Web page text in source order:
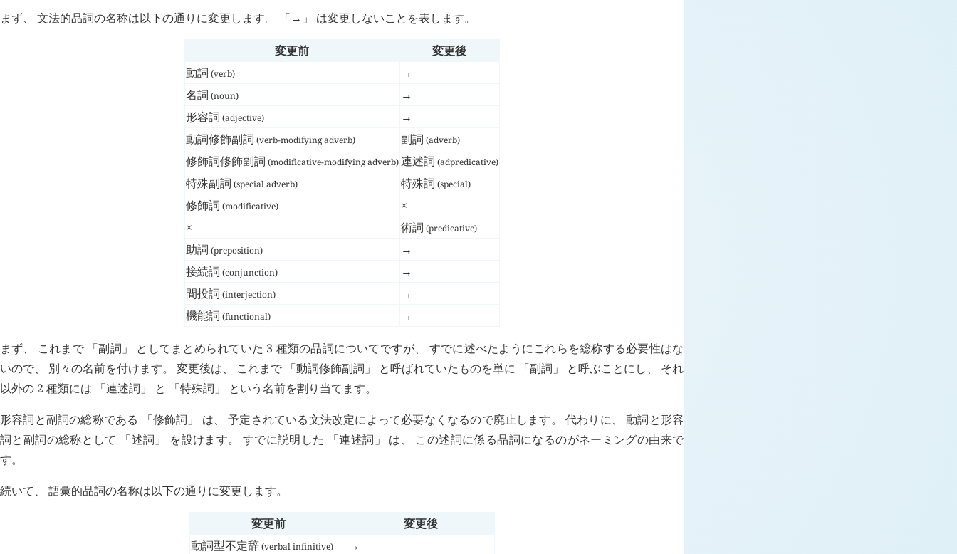
まず、 文法的品詞の名称は以下の通りに変更します。 「→」 は変更しないことを表します。
変更前
変更後
動詞 (verb)
→
名詞 (noun)
→
形容詞 (adjective)
→
動詞修飾副詞 (verb-modifying adverb) 副詞 (adverb)
修飾詞修飾副詞 (modificative-modifying adverb) 連述詞 (adpredicative)
特殊副詞 (special adverb) 特殊詞 (special)
修飾詞 (modificative)
×
×
術詞 (predicative)
助詞 (preposition)
→
接続詞 (conjunction)
→
間投詞 (interjection)
→
機能詞 (functional) →
まず、 これまで 「副詞」 としてまとめられていた 3 種類の品詞についてですが、 すでに述べたようにこれらを総称する必要性はな
いので、 別々の名前を付けます。 変更後は、 これまで 「動詞修飾副詞」 と呼ばれていたものを単に 「副詞」 と呼ぶことにし、 それ
以外の 2 種類には 「連述詞」 と 「特殊詞」 という名前を割り当てます。
形容詞と副詞の総称である 「修飾詞」 は、 予定されている文法改定によって必要なくなるので廃止します。 代わりに、 動詞と形容
詞と副詞の総称として 「述詞」 を設けます。 すでに説明した 「連述詞」 は、 この述詞に係る品詞になるのがネーミングの由来で
す。
続いて、 語彙的品詞の名称は以下の通りに変更します。
変更前
変更後
動詞型不定辞(verbal infinitive)
→